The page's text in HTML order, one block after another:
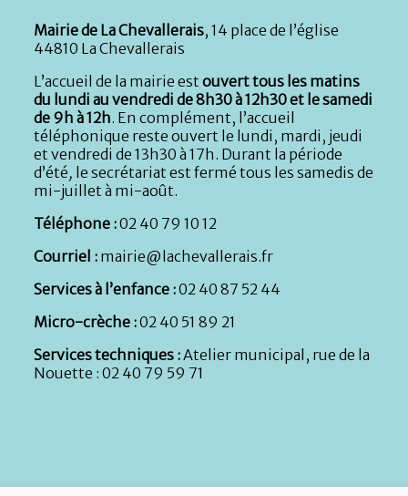
Mairie de La Chevallerais, 14 place de l’église
44810 La Chevallerais
L’accueil de la mairie estouvert tous les matins
du lundi au vendredi de 8h30 à 12h30 et le samedi
de 9h à 12h. En complément, l’accueil
téléphonique reste ouvert le lundi, mardi, jeudi
et vendredi de 13h30 à 17h. Durant la période
d’été, le secrétariat est fermé tous les samedis de
mi-juillet à mi-août.
Téléphone :02 40 79 10 12
Courriel : mairie@lachevallerais.fr
Services à l’enfance :02 40 87 52 44
Micro-crèche :02 40 51 89 21
Services techniques :Atelier municipal, rue de la
Nouette : 02 40 79 59 71